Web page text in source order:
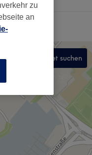
In diesem Gebiet suchen
zu
an